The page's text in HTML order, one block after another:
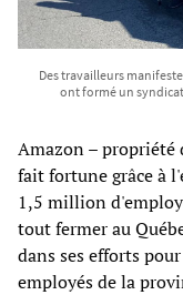
Des travailleurs
ont formé un
Amazon – propriété
fait fortune grâce à
1,5 million
tout fermer au
dans ses efforts
employés de la